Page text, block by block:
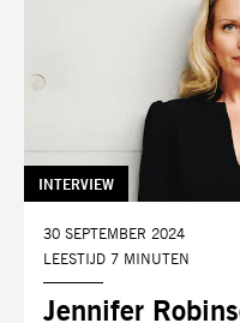
Jennifer
TAG:
INTERVIEW
DATUM:
30 SEPTEMBER 2024
LEESTIJD 7 MINUTEN